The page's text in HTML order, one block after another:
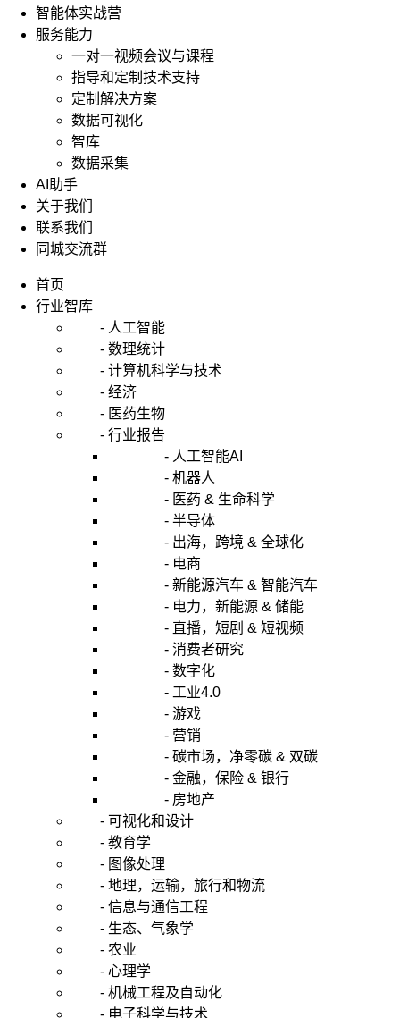
智能体实战营
服务能力
一对一视频会议与课程
指导和定制技术支持
定制解决方案
数据可视化
智库
数据采集
AI助手
关于我们
联系我们
同城交流群
首页
行业智库
- 人工智能
- 数理统计
- 计算机科学与技术
- 经济
- 医药生物
- 行业报告
- 人工智能AI
- 机器人
- 医药 & 生命科学
- 半导体
- 出海，跨境 & 全球化
- 电商
- 新能源汽车 & 智能汽车
- 电力，新能源 & 储能
- 直播，短剧 & 短视频
- 消费者研究
- 数字化
- 工业4.0
- 游戏
- 营销
- 碳市场，净零碳 & 双碳
- 金融，保险 & 银行
- 房地产
- 可视化和设计
- 教育学
- 图像处理
- 地理，运输，旅行和物流
- 信息与通信工程
- 生态、气象学
- 农业
- 心理学
- 机械工程及自动化
- 电子科学与技术